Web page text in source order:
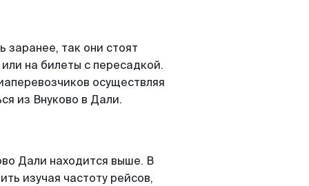
так они стоят
на билеты с пересадкой.
осуществляя
из Внуково в Дали.
Дали находится выше. В
изучая частоту рейсов,